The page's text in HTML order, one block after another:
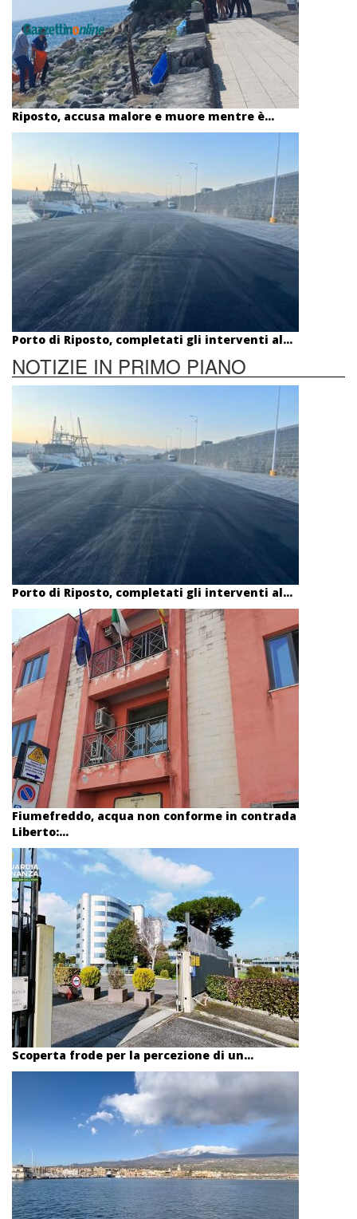
Riposto, accusa malore e muore mentre è...
Porto di Riposto, completati gli interventi al...
NOTIZIE IN PRIMO PIANO
Porto di Riposto, completati gli interventi al...
Fiumefreddo, acqua non conforme in contrada
Liberto:...
Scoperta frode per la percezione di un...